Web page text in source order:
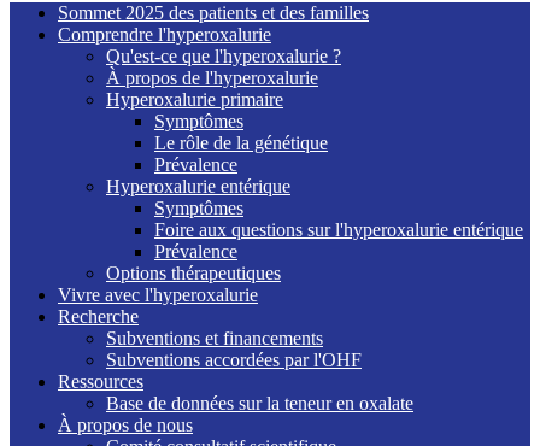
Sommet 2025 des patients et des familles
Comprendre l'hyperoxalurie
Qu'est-ce que l'hyperoxalurie ?
À propos de l'hyperoxalurie
Hyperoxalurie primaire
Symptômes
Le rôle de la génétique
Prévalence
Hyperoxalurie entérique
Symptômes
Foire aux questions sur l'hyperoxalurie entérique
Prévalence
Options thérapeutiques
Vivre avec l'hyperoxalurie
Recherche
Subventions et financements
Subventions accordées par l'OHF
Ressources
Base de données sur la teneur en oxalate
À propos de nous